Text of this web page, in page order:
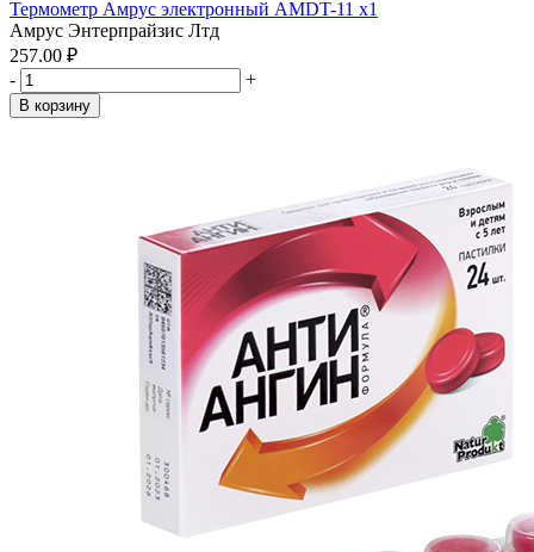
Термометр Амрус электронный AMDT-11 x1
Амрус Энтерпрайзис Лтд
257.00 ₽
-
+
В корзину